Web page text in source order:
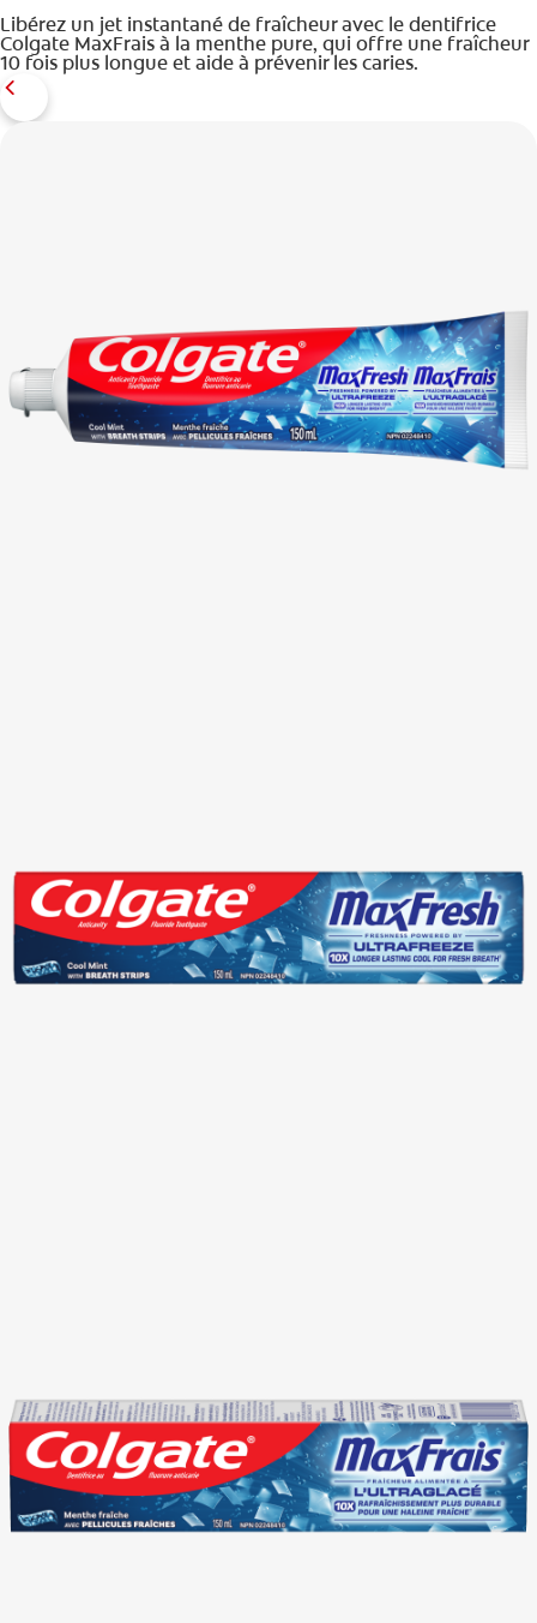
Libérez un jet instantané de fraîcheur avec le dentifrice
Colgate MaxFrais à la menthe pure, qui offre une fraîcheur
10 fois plus longue et aide à prévenir les caries.